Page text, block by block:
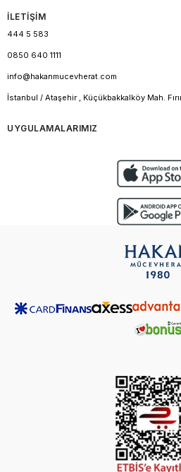
İLETİŞİM
444 5 583
0850 640 1111
info@hakanmucevherat.com
İstanbul / Ataşehir , Küçükbakkalköy Mah.
UYGULAMALARIMIZ